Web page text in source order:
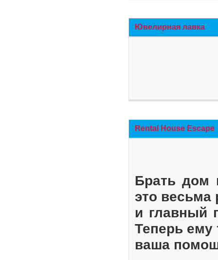
Ювелирная лавка
Rental House Escape
Брать дом
это весьма
и главный
Теперь ему
ваша